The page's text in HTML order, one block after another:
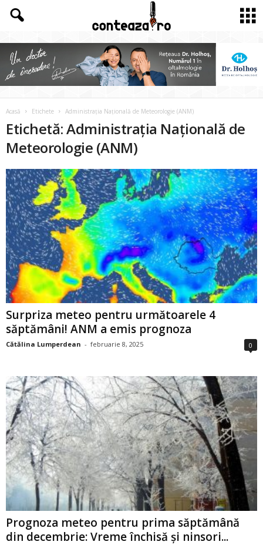
Acasă Etichete Administrația Națională de Meteorologie (ANM)
Etichetă: Administrația Națională de
Meteorologie (ANM)
Surpriza meteo pentru următoarele 4
săptămâni! ANM a emis prognoza
Cătălina Lumperdean - februarie 8, 2025 0
Prognoza meteo pentru prima săptămână
din decembrie: Vreme închisă și ninsori...